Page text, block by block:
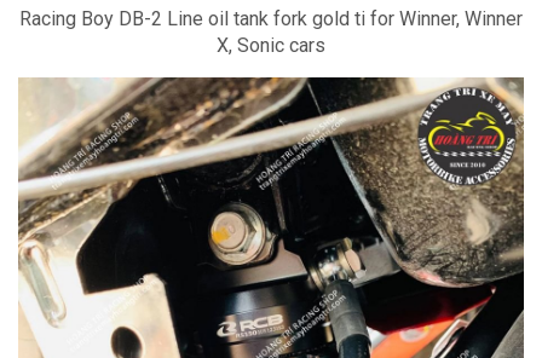
Racing Boy DB-2 Line oil tank fork gold ti for Winner, Winner
X, Sonic cars